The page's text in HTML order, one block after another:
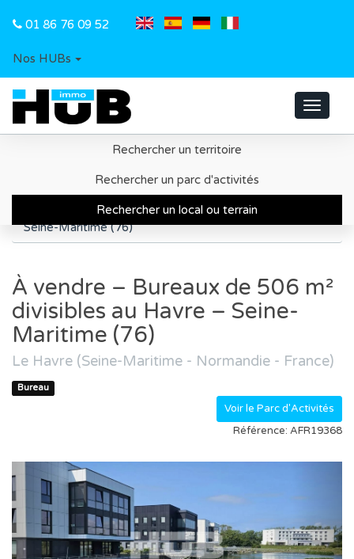
01 86 76 09 52
Nos HUBs
Toggle
Rechercher un territoire
Rechercher un parc d'activités
Rechercher un local ou terrain
Recherche d'un local ou d'un terrain
Métropole du Havre
À vendre – Bureaux de 506 m² divisibles au Havre –
Seine-Maritime (76)
À vendre – Bureaux de 506 m²
divisibles au Havre – Seine-
Maritime (76)
Le Havre (Seine-Maritime - Normandie - France)
Bureau
Voir le Parc d'Activités
Référence: AFR19368